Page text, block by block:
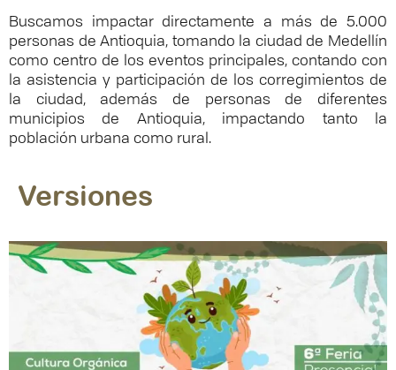
Buscamos impactar directamente a más de 5.000
personas de Antioquia, tomando la ciudad de Medellín
como centro de los eventos principales, contando con
la asistencia y participación de los corregimientos de
la ciudad, además de personas de diferentes
municipios de Antioquia, impactando tanto la
población urbana como rural.
Versiones